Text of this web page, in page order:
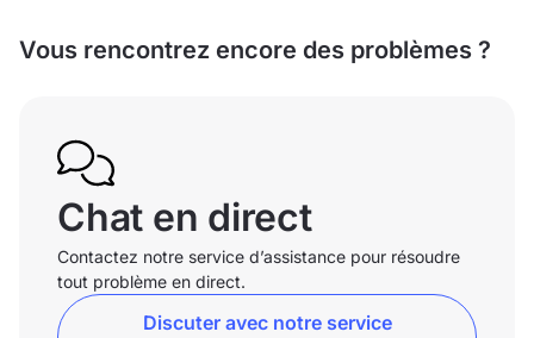
Vous rencontrez encore des problèmes ?
Chat en direct
Contactez notre service d’assistance pour résoudre
tout problème en direct.
Discuter avec notre service